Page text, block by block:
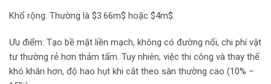
Khổ rộng: Thường là $3.66m$ hoặc $4m$.
Ưu điểm: Tạo bề mặt liền mạch, không có đường nối, chi phí vật
tư thường rẻ hơn thảm tấm. Tuy nhiên, việc thi công và thay thế
khó khăn hơn, độ hao hụt khi cắt theo sàn thường cao (10% –